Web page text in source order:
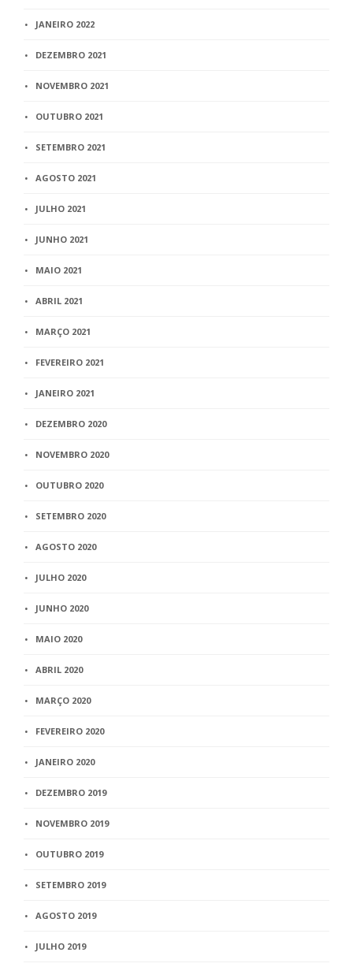
JANEIRO 2022
DEZEMBRO 2021
NOVEMBRO 2021
OUTUBRO 2021
SETEMBRO 2021
AGOSTO 2021
JULHO 2021
JUNHO 2021
MAIO 2021
ABRIL 2021
MARÇO 2021
FEVEREIRO 2021
JANEIRO 2021
DEZEMBRO 2020
NOVEMBRO 2020
OUTUBRO 2020
SETEMBRO 2020
AGOSTO 2020
JULHO 2020
JUNHO 2020
MAIO 2020
ABRIL 2020
MARÇO 2020
FEVEREIRO 2020
JANEIRO 2020
DEZEMBRO 2019
NOVEMBRO 2019
OUTUBRO 2019
SETEMBRO 2019
AGOSTO 2019
JULHO 2019